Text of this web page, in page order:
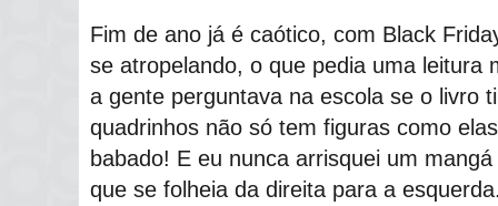
Fim de ano já é caótico, com Black
se atropelando, o que pedia uma leitura
a gente perguntava na escola se o livro
quadrinhos não só tem figuras como
babado! E eu nunca arrisquei um
que se folheia da direita para a